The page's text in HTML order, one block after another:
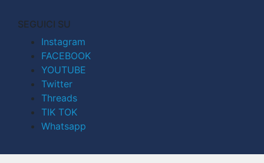
SEGUICI SU
Instagram
FACEBOOK
YOUTUBE
Twitter
Threads
TIK TOK
Whatsapp